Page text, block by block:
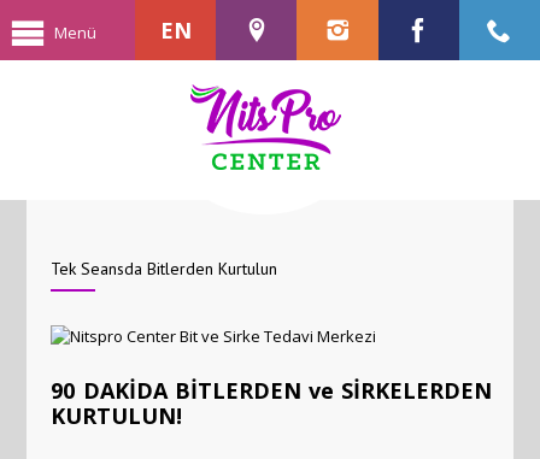
Menü EN
Tek Seansda Bitlerden Kurtulun
90 DAKİDA BİTLERDEN ve SİRKELERDEN
KURTULUN!